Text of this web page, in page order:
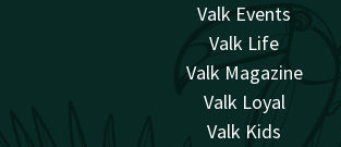
Valk Events
Valk Life
Valk Magazine
Valk Loyal
Valk Kids